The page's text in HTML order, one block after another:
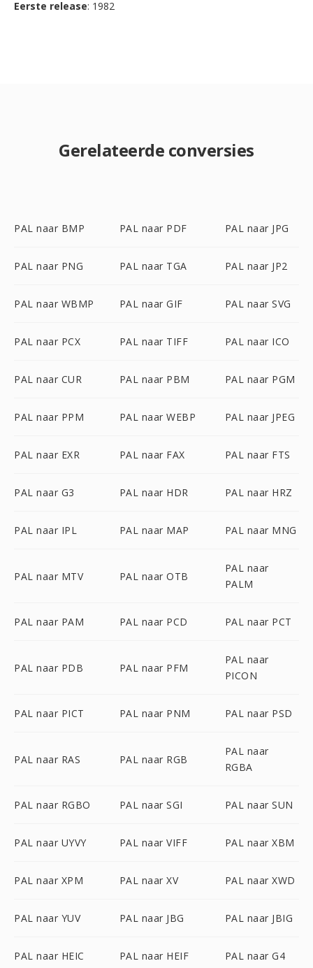
Eerste release: 1982
Gerelateerde conversies
PAL naar BMP PAL naar PDF PAL naar JPG
PAL naar PNG PAL naar TGA PAL naar JP2
PAL naar WBMP PAL naar GIF PAL naar SVG
PAL naar PCX PAL naar TIFF PAL naar ICO
PAL naar CUR PAL naar PBM PAL naar PGM
PAL naar PPM PAL naar WEBP PAL naar JPEG
PAL naar EXR PAL naar FAX PAL naar FTS
PAL naar G3 PAL naar HDR PAL naar HRZ
PAL naar IPL PAL naar MAP PAL naar MNG
PAL naar MTV PAL naar OTB
PAL naar
PALM
PAL naar PAM PAL naar PCD PAL naar PCT
PAL naar PDB PAL naar PFM
PAL naar
PICON
PAL naar PICT PAL naar PNM PAL naar PSD
PAL naar RAS PAL naar RGB
PAL naar
RGBA
PAL naar RGBO PAL naar SGI PAL naar SUN
PAL naar UYVY PAL naar VIFF PAL naar XBM
PAL naar XPM PAL naar XV PAL naar XWD
PAL naar YUV PAL naar JBG PAL naar JBIG
PAL naar HEIC PAL naar HEIF PAL naar G4